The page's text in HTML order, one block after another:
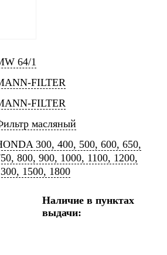
64/1
FILTER
FILTER
масляный
300, 400, 500, 600, 650,
800, 900, 1000, 1100, 1200,
1500, 1800
Наличие в пунктах
выдачи: